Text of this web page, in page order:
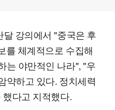
강의에서 "중국은 후
를 체계적으로 수집해
는 야만적인 나라", "우
약하고 있다. 정치세력
했다고 지적했다.